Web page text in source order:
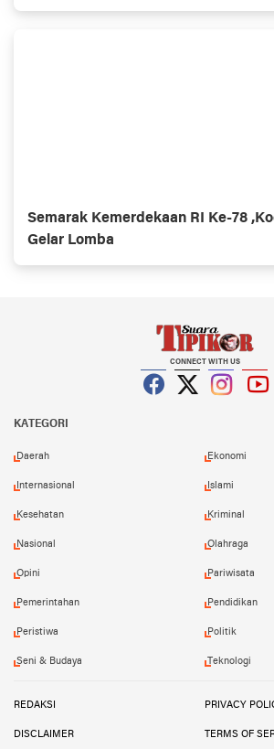
Daerah Se-Provinsi Kalimantan
Semarak Kemerdekaan RI Ke-78
Gelar Lomba
CONNECT WITH US
KATEGORI
Daerah Ekonomi
Internasional Islami
Kesehatan Kriminal
Nasional Olahraga
Opini Pariwisata
Pemerintahan Pendidikan
Peristiwa Politik
Seni & Budaya Teknologi
REDAKSI PRIVACY
DISCLAIMER TERMS OF